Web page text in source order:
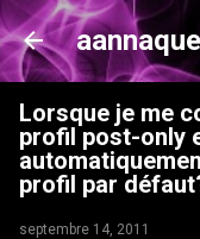
Lorsque je me
profil post-only
profil par
septembre 14, 2011